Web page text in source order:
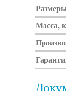
Масса,